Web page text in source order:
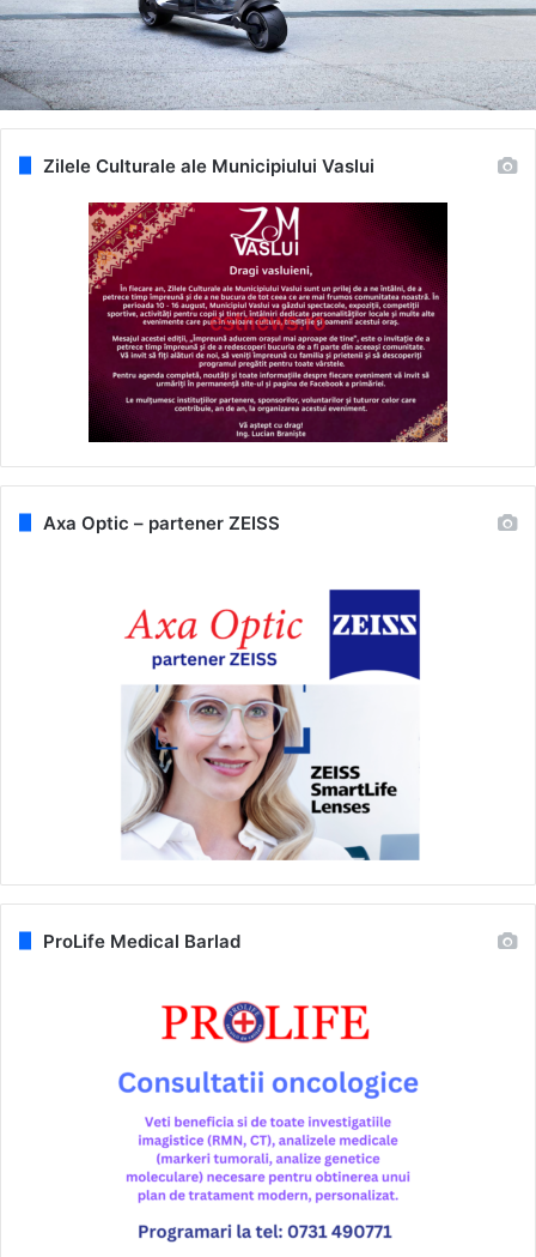
Zilele Culturale ale Municipiului Vaslui
Axa Optic – partener ZEISS
ProLife Medical Barlad